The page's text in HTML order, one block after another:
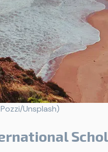
Unsplash)